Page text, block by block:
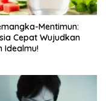
Mentimun:
Cepat Wujudkan
Idealmu!